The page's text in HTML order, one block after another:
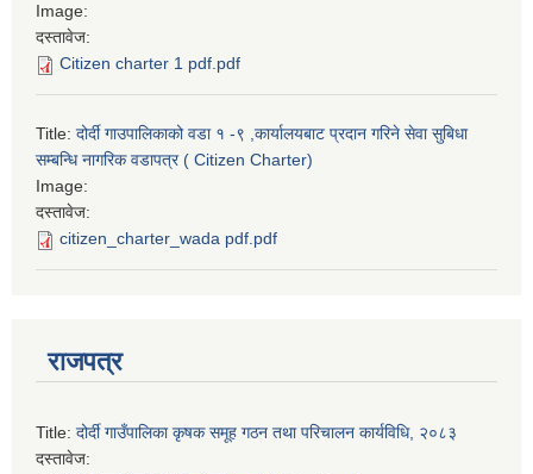
Image:
दस्तावेज:
Citizen charter 1 pdf.pdf
Title: दोर्दी गाउपालिकाको वडा १ -९ ,कार्यालयबाट प्रदान गरिने सेवा सुबिधा
सम्बन्धि नागरिक वडापत्र ( Citizen Charter)
Image:
दस्तावेज:
citizen_charter_wada pdf.pdf
राजपत्र
Title: दोर्दी गाउँपालिका कृषक समूह गठन तथा परिचालन कार्यविधि, २०८३
दस्तावेज: